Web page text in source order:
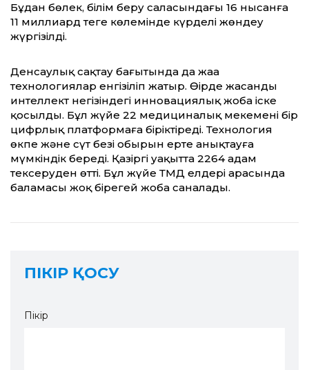
Бұдан бөлек, білім беру саласындағы 16 нысанға
11 миллиард теңге көлемінде күрделі жөндеу
жүргізілді.
Денсаулық сақтау бағытында да жаңа
технологиялар енгізіліп жатыр. Өңірде жасанды
интеллект негізіндегі инновациялық жоба іске
қосылды. Бұл жүйе 22 медициналық мекемені бір
цифрлық платформаға біріктіреді. Технология
өкпе және сүт безі обырын ерте анықтауға
мүмкіндік береді. Қазіргі уақытта 2264 адам
тексеруден өтті. Бұл жүйе ТМД елдері арасында
баламасы жоқ бірегей жоба саналады.
ПІКІР ҚОСУ
Пікір